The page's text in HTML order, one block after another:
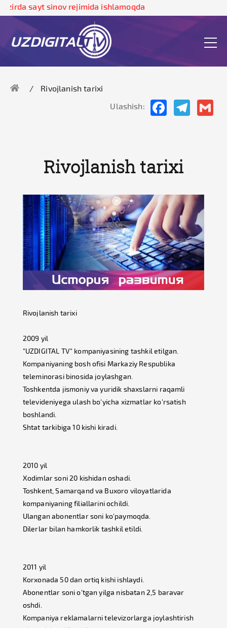
sayt sinov rejimida ishlamoqda
Rivojlanish tarixi
Ulashish:
FacebookTelegram
Rivojlanish tarixi
Rivojlanish tarixi
2009 yil
"UZDIGITAL TV" kompaniyasining tashkil etilgan.
Kompaniyaning bosh ofisi Markaziy Respublika
teleminorasi binosida joylashgan.
Toshkentda jismoniy va yuridik shaxslarni raqamli
televideniyega ulash bo'yicha xizmatlar ko'rsatish
boshlandi.
Shtat tarkibiga 10 kishi kiradi.
2010 yil
Xodimlar soni 20 kishidan oshadi.
Toshkent, Samarqand va Buxoro viloyatlarida
kompaniyaning filiallarini ochildi.
Ulangan abonentlar soni ko'paymoqda.
Dilerlar bilan hamkorlik tashkil etildi.
2011 yil
Korxonada 50 dan ortiq kishi ishlaydi.
Abonentlar soni o'tgan yilga nisbatan 2,5 baravar
oshdi.
Kompaniya reklamalarni televizorlarga joylashtirish